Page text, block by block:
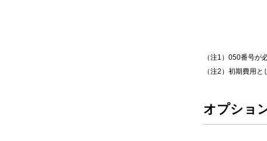
（注1）050番号が
（注2）初期費用
オプショ